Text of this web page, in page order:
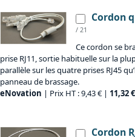
Cordon
/ 21
Ce cordon se
prise RJ11, sortie habituelle sur la
parallèle sur les quatre prises RJ45
panneau de brassage.
eNovation | Prix HT : 9,43 € | 11,32
Cordon